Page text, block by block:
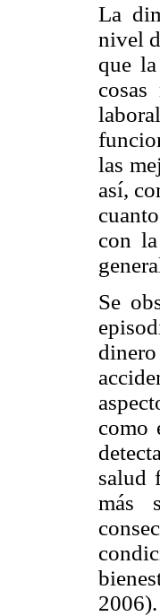
La
nivel
que
las
así,
con
Se
como
salud
más
2006).